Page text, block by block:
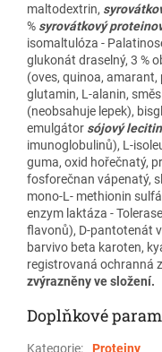
maltodextrin,
% syrovátkový
isomaltulóza -
glukonát draselný, 3 %
(oves, quinoa,
glutamin, L-alanin,
(neobsahuje lepek),
emulgátor sójový lecitin
imunoglobulinů), L-
guma, oxid hořečnatý,
fosforečnan vápenatý,
mono-L- methionin
enzym laktáza - Tolerase
flavonů), D-pantotenát
barvivo beta karoten,
registrovaná ochranná
zvýrazněny ve složení.
Doplňkové
Kategorie: Proteiny